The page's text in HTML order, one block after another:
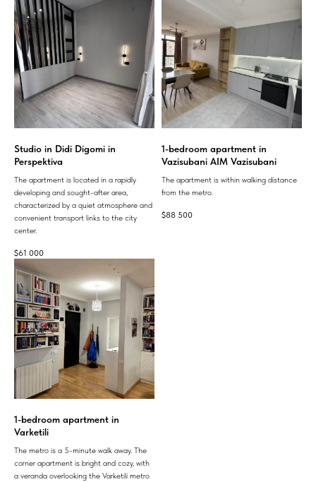
Studio in Didi Digomi in
Perspektiva
The apartment is located in a rapidly
developing and sought-after area,
characterized by a quiet atmosphere and
convenient transport links to the city
center.
$61 000
1-bedroom apartment in
Vazisubani AIM Vazisubani
The apartment is within walking distance
from the metro.
$88 500
1-bedroom apartment in
Varketili
The metro is a 5-minute walk away. The
corner apartment is bright and cozy, with
a veranda overlooking the Varketili metro